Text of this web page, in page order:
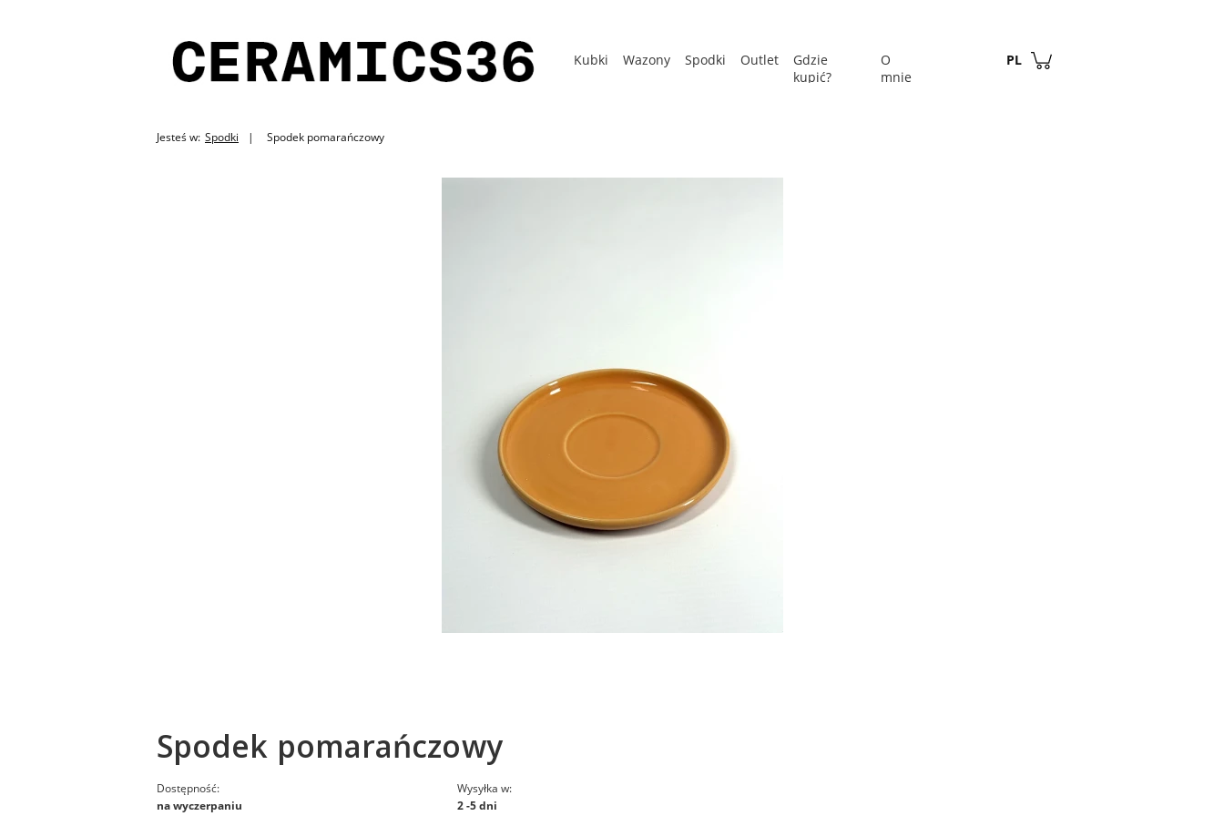
Kubki Wazony Spodki Outlet
Gdzie
kupić?
O
mnie
PL
Jesteś w: Spodki Spodek pomarańczowy
Spodek pomarańczowy
Dostępność:
na wyczerpaniu
Wysyłka w:
2 -5 dni